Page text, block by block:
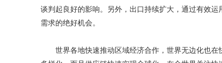
谈判起良好的影响。另外，出口持续扩大，通过有效
需求的绝好机会。
世界各地快速推动区域经济合作，世界无边化也在